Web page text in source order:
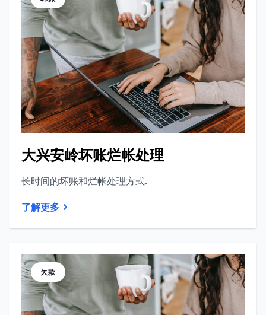
大兴安岭坏账烂帐处理
长时间的坏账和烂帐处理方式.
了解更多
欠款